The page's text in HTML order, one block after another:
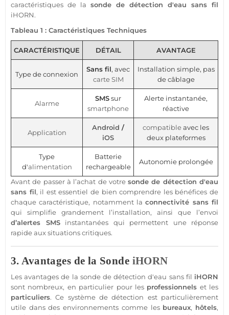
caractéristiques de la sonde de détection d'eau sans fil
iHORN.
Tableau 1 : Caractéristiques Techniques
CARACTÉRISTIQUE DÉTAIL AVANTAGE
Type de connexion
Sans fil, avec
carte SIM
Installation simple, pas
de câblage
Alarme
SMSsur
smartphone
Alerte instantanée,
réactive
Application
Android /
iOS
compatibleavec les
deux plateformes
Type
d'alimentation
Batterie
rechargeable
Autonomie prolongée
Avant de passer à l’achat de votresonde de détection d'eau
sans fil, il est essentiel de bien comprendre les bénéfices de
chaque caractéristique, notamment laconnectivité sans fil
qui simplifie grandement l’installation, ainsi que l’envoi
d’alertes SMSinstantanées qui permettent une réponse
rapide aux situations critiques.
3. Avantages de la Sonde iHORN
Les avantages de la sonde de détection d'eau sans fil iHORN
sont nombreux, en particulier pour les professionnels et les
particuliers. Ce systèmede détection est particulièrement
utile dans des environnements comme les bureaux, hôtels,